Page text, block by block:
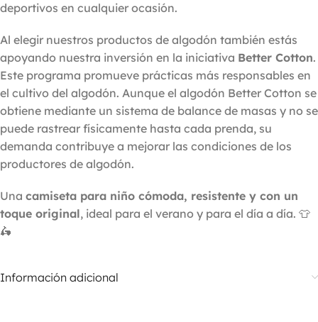
deportivos en cualquier ocasión.
Al elegir nuestros productos de algodón también estás
apoyando nuestra inversión en la iniciativa Better Cotton.
Este programa promueve prácticas más responsables en
el cultivo del algodón. Aunque el algodón Better Cotton se
obtiene mediante un sistema de balance de masas y no se
puede rastrear físicamente hasta cada prenda, su
demanda contribuye a mejorar las condiciones de los
productores de algodón.
Una camiseta para niño cómoda, resistente y con un
toque original, ideal para el verano y para el día a día. 👕
🛵
Información adicional